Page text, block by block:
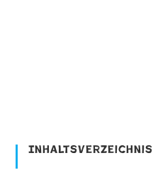
Inhaltsverzeichnis